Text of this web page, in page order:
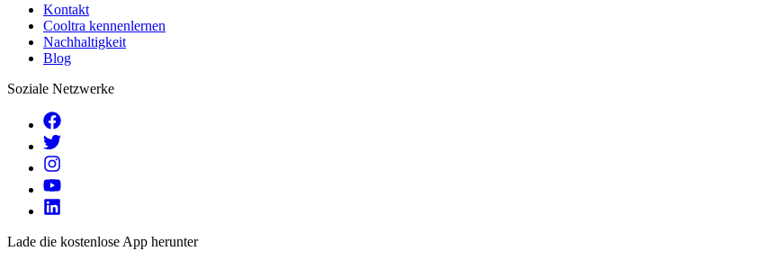
Kontakt
Cooltra kennenlernen
Nachhaltigkeit
Blog
Soziale Netzwerke
Lade die kostenlose App herunter